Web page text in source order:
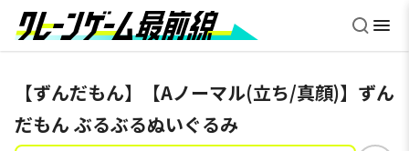
【ずんだもん】【Aノーマル(立ち/真顔)】ずん
だもん ぶるぶるぬいぐるみ